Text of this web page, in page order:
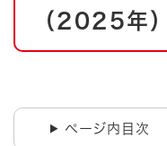
（2025年
ページ内目次